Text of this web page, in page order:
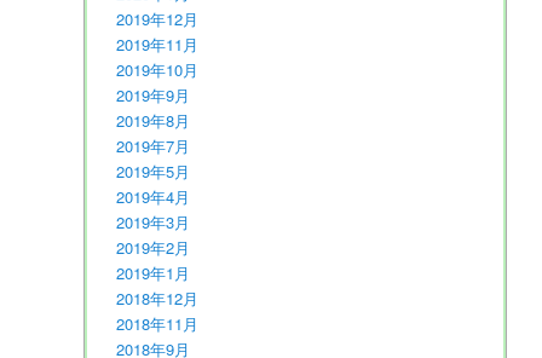
2019年12月
2019年11月
2019年10月
2019年9月
2019年8月
2019年7月
2019年5月
2019年4月
2019年3月
2019年2月
2019年1月
2018年12月
2018年11月
2018年9月